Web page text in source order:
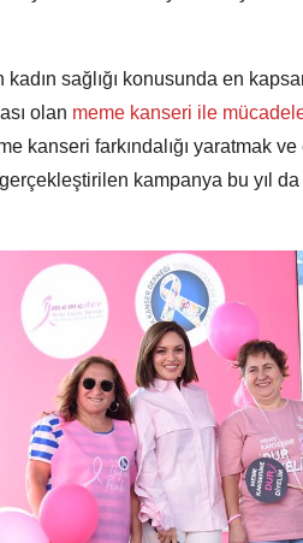
kadın sağlığı konusunda en
olan meme kanseri ile
kanseri farkındalığı yaratmak
kampanya bu yıl da